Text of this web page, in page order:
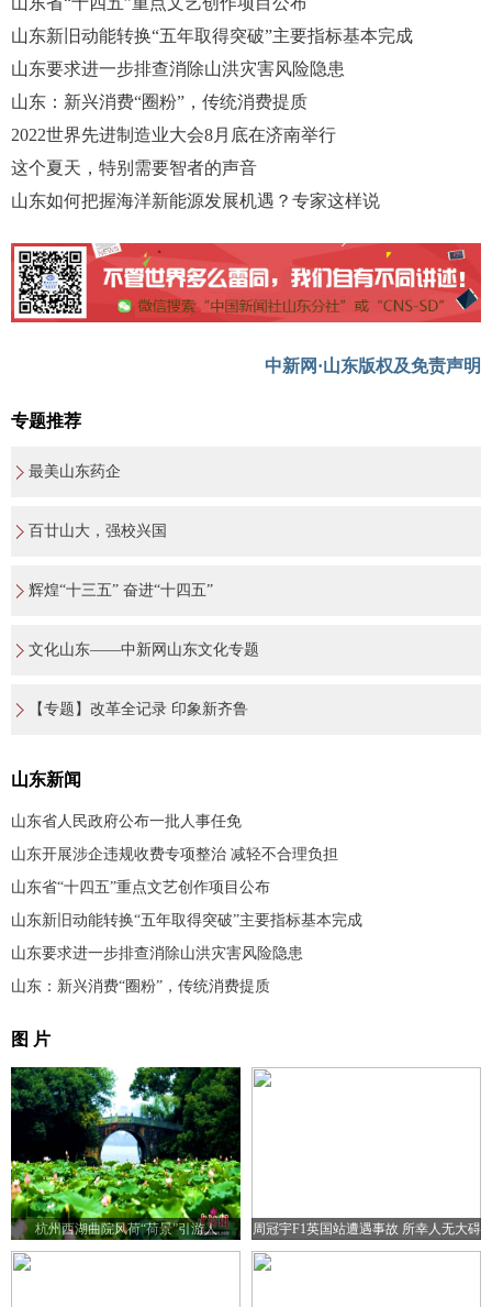
山东新旧动能转换“五年取得突破”主要指标基本完成
山东要求进一步排查消除山洪灾害风险隐患
山东：新兴消费“圈粉”，传统消费提质
2022世界先进制造业大会8月底在济南举行
这个夏天，特别需要智者的声音
山东如何把握海洋新能源发展机遇？专家这样说
中新网·山东版权及免责声明
专题推荐
最美山东药企
百廿山大，强校兴国
辉煌“十三五” 奋进“十四五”
文化山东——中新网山东文化专题
【专题】改革全记录 印象新齐鲁
山东新闻
山东省人民政府公布一批人事任免
山东开展涉企违规收费专项整治 减轻不合理负担
山东省“十四五”重点文艺创作项目公布
山东新旧动能转换“五年取得突破”主要指标基本完成
山东要求进一步排查消除山洪灾害风险隐患
山东：新兴消费“圈粉”，传统消费提质
图 片
杭州西湖曲院风荷“荷景”引游人 周冠宇F1英国站遭遇事故 所幸人无大碍